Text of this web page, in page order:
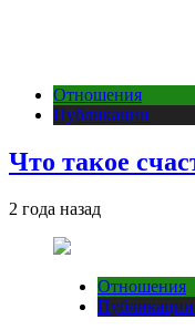
Отношения
Публикации
Что такое
2 года назад
Отношения
Публикации